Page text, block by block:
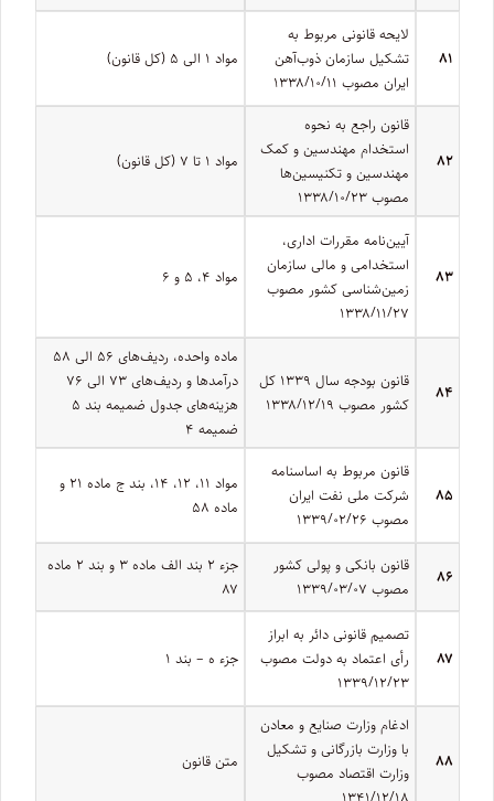
۸۱
لایحه قانونی مربوط به
تشکیل سازمان ذوب‌آهن
ایران مصوب ۱۳۳۸/۱۰/۱۱
مواد ۱ الی ۵ (کل قانون)
۸۲
قانون راجع به نحوه
استخدام مهندسین و کمک
مهندسین و تکنیسین‌ها
مصوب ۱۳۳۸/۱۰/۲۳
مواد ۱ تا ۷ (کل قانون)
۸۳
آیین‌نامه مقررات اداری،
استخدامی و مالی سازمان
زمین‌شناسی کشور مصوب
۱۳۳۸/۱۱/۲۷
مواد ۴، ۵ و ۶
۸۴
قانون بودجه سال ۱۳۳۹ کل
کشور مصوب ۱۳۳۸/۱۲/۱۹
ماده واحده، ردیف­‌های ۵۶ الی ۵۸
درآمدها و ردیف‌های ۷۳ الی ۷۶
هزینه­‌های جدول ضمیمه بند ۵
ضمیمه ۴
۸۵
قانون مربوط به اساسنامه
شرکت ملی نفت ایران
مصوب ۱۳۳۹/۰۲/۲۶
مواد ۱۱، ۱۲، ۱۴، بند ج ماده ۲۱ و
ماده ۵۸
۸۶
قانون بانکی و پولی کشور
مصوب ۱۳۳۹/۰۳/۰۷
جزء ۲ بند الف ماده ۳ و بند ۲ ماده
۸۷
۸۷
‌تصمیم قانونی دائر به ابراز
رأی اعتماد به دولت مصوب
۱۳۳۹/۱۲/۲۳
جزء ه – بند ۱
۸۸
ادغام وزارت صنایع و معادن
با وزارت بازرگانی و تشکیل
وزارت اقتصاد مصوب
متن قانون